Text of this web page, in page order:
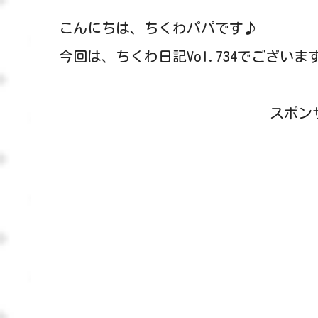
こんにちは、ちくわパパです♪
今回は、ちくわ日記Vol.734でございま
スポン